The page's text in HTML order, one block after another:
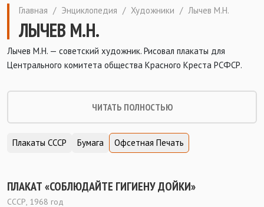
Главная / Энциклопедия / Художники / Лычев М.Н.
ЛЫЧЕВ М.Н.
Лычев М.Н. — советский художник. Рисовал плакаты для
Центрального комитета общества Красного Креста РСФСР.
ЧИТАТЬ ПОЛНОСТЬЮ
Плакаты СССР Бумага Офсетная Печать
ПЛАКАТ «СОБЛЮДАЙТЕ ГИГИЕНУ ДОЙКИ»
СССР, 1968 год